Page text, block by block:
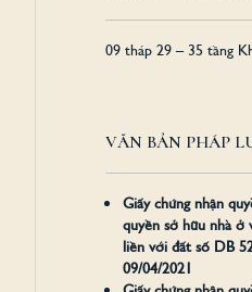
09 tháp 29 – 35 tầng
VĂN BẢN PHÁP
Giấy chứng nhận
quyền sở hữu nhà ở
liền với đất số DB
09/04/2021